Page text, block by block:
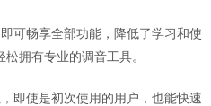
可畅享全部功能，降低了学习和使
拥有专业的调音工具。
即使是初次使用的用户，也能快速